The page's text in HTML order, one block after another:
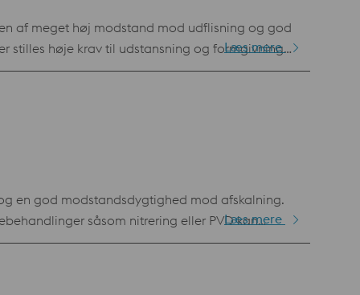
af meget høj modstand mod udflisning og god
stilles høje krav til udstansning og formgivning
på forbedring af slidstyrken Meget god
reduceret sandsynlighed for utilsigtede
Gode egenskaber i forbindelse med flamme- ,
Læs mere
en god modstandsdygtighed mod afskalning.
såsom nitrering eller PVD kan
EDM-skæres fra blokke med relativt store tværsnit
serier, hvor der kræves
Læs mere